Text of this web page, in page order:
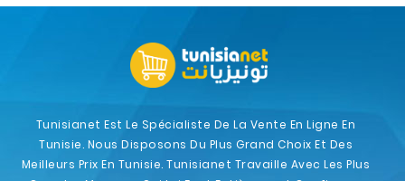
Tunisianet Est Le Spécialiste De La Vente En Ligne En
Tunisie. Nous Disposons Du Plus Grand Choix Et Des
Meilleurs Prix En Tunisie. Tunisianet Travaille Avec Les Plus